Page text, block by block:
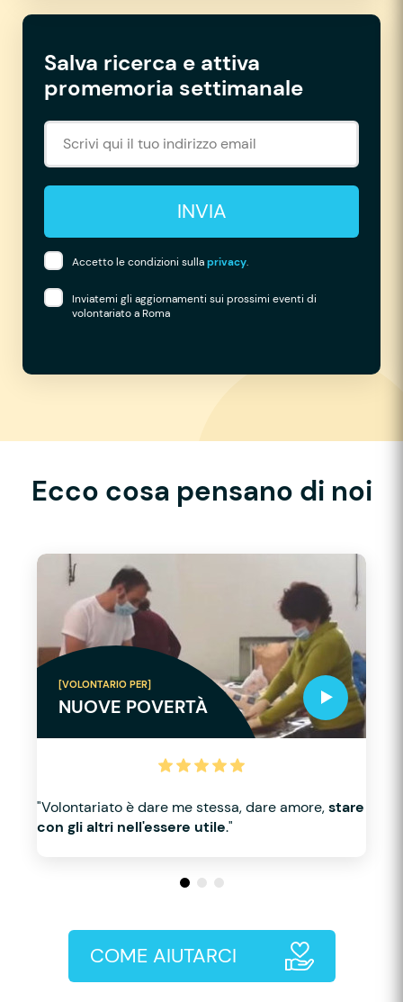
Salva ricerca e attiva
promemoria settimanale
INVIA
Accetto le condizioni sullaprivacy.
Inviatemi gli aggiornamenti sui prossimi eventi di
volontariato a Roma
Ecco cosa pensano di noi
[VOLONTARIO PER]
NUOVE POVERTÀ
"Volontariato è dare me stessa, dare amore,stare
con gli altri nell'essere utile."
COME AIUTARCI